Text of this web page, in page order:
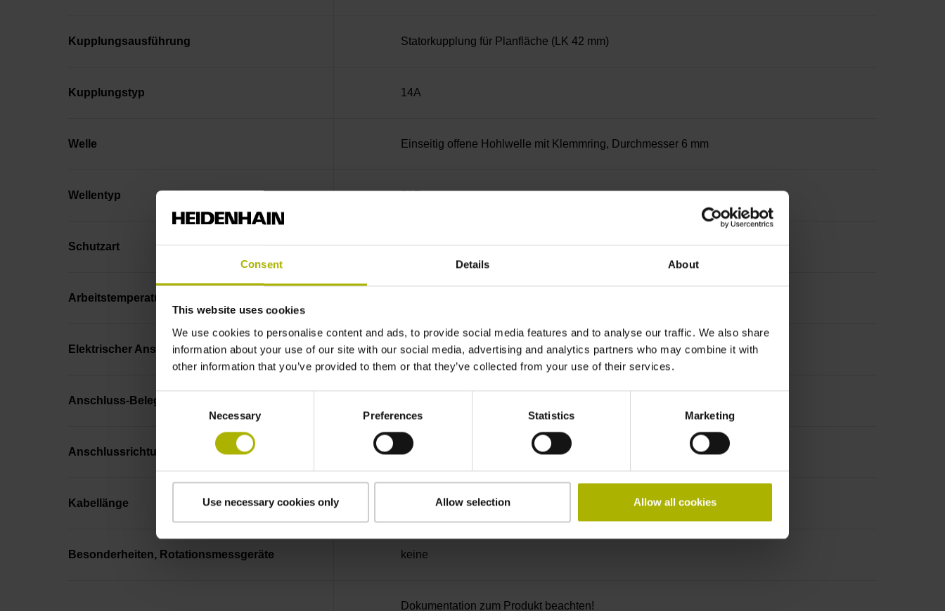
Consent Details About
This website uses cookies
We use cookies to personalise content and ads, to provide social media features and to analyse our traffic. We also share
information about your use of our site with our social media, advertising and analytics partners who may combine it with
other information that you’ve provided to them or that they’ve collected from your use of their services.
Consent
Necessary Preferences Statistics Marketing
Use necessary cookies only Allow selection Allow all cookies
Kupplungsausführung Statorkupplung für Planfläche (LK 42 mm)
Kupplungstyp 14A
Welle Einseitig offene Hohlwelle mit Klemmring, Durchmesser 6 mm
Wellentyp 50E
Schutzart IP64 (EN60529)
Arbeitstemperatur
Elektrischer Anschluss Kupplung M23, Stift, 12-polig
Anschluss-Belegung
Anschlussrichtung Kabelausgang axial und radial verwendbar
Kabellänge
Besonderheiten, Rotationsmessgeräte keine
Dokumentation zum Produkt beachten!